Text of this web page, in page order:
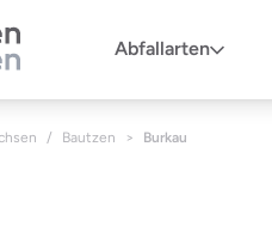
Abfallarten
/ Bautzen > Burkau